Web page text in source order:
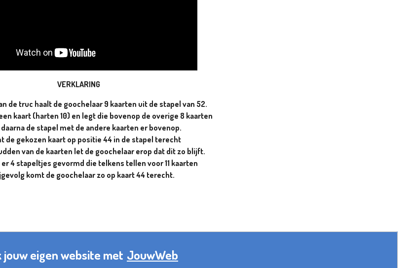
VERKLARING
de truc haalt de goochelaar 9 kaarten uit de stapel van 52.
kaart (harten 10) en legt die bovenop de overige 8 kaarten
de stapel met de andere kaarten er bovenop.
de gekozen kaart op positie 44 in de stapel terecht
van de kaarten let de goochelaar erop dat dit zo blijft.
er 4 stapeltjes gevormd die telkens tellen voor 11 kaarten
komt de goochelaar zo op kaart 44 terecht.
jouw eigen website met JouwWeb